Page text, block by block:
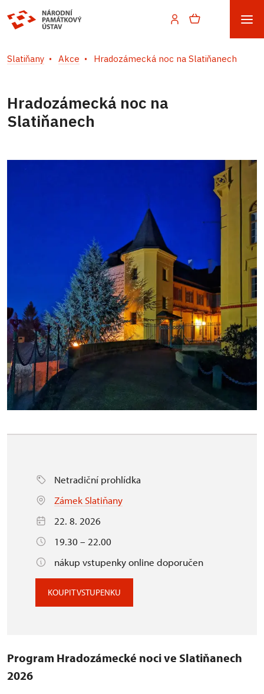
Slatiňany Akce Hradozámecká noc na Slatiňanech
Hradozámecká noc na
Slatiňanech
Netradiční prohlídka
Zámek Slatiňany
22. 8. 2026
19.30 – 22.00
nákup vstupenky online doporučen
KOUPIT VSTUPENKU
Program Hradozámecké noci ve Slatiňanech
2026